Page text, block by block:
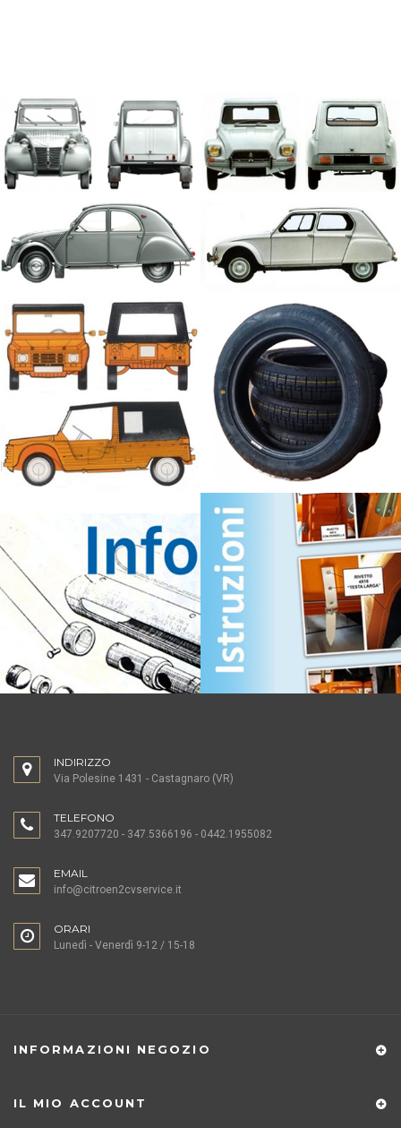
INDIRIZZO
Via Polesine 1431 - Castagnaro (VR)
TELEFONO
347.9207720 - 347.5366196 - 0442.1955082
EMAIL
info@citroen2cvservice.it
ORARI
Lunedì - Venerdì 9-12 / 15-18
INFORMAZIONI NEGOZIO
IL MIO ACCOUNT